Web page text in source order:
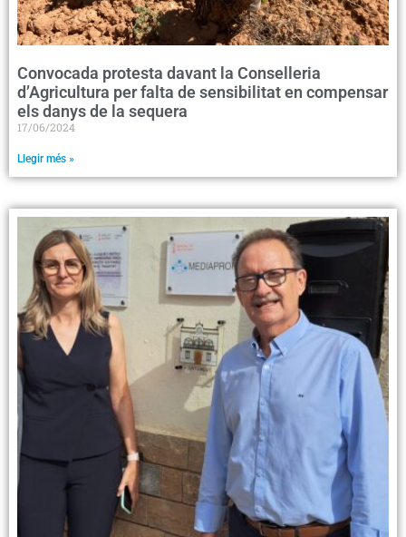
Convocada protesta davant la Conselleria
d’Agricultura per falta de sensibilitat en compensar
els danys de la sequera
17/06/2024
Llegir més »